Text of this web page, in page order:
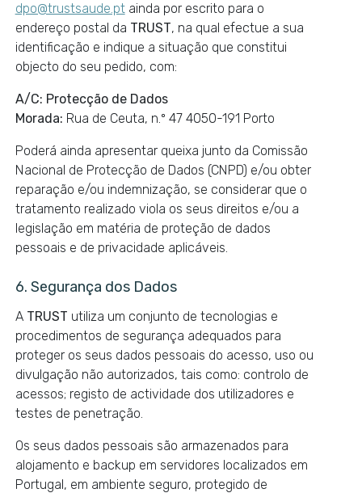
dpo@trustsaude.ptainda por escrito para o
endereço postal da TRUST, na qual efectue a sua
identificação e indique a situação que constitui
objecto do seu pedido, com:
A/C: Protecção de Dados
Morada: Rua de Ceuta, n.º 47 4050-191 Porto
Poderá ainda apresentar queixa junto da Comissão
Nacional de Protecção de Dados (CNPD) e/ou obter
reparação e/ou indemnização, se considerar que o
tratamento realizado viola os seus direitos e/ou a
legislação em matéria de proteção de dados
pessoais e de privacidade aplicáveis.
6. Segurança dos Dados
A TRUST utiliza um conjunto de tecnologias e
procedimentos de segurança adequados para
proteger os seus dados pessoais do acesso, uso ou
divulgação não autorizados, tais como: controlo de
acessos; registo de actividade dos utilizadores e
testes de penetração.
Os seus dados pessoais são armazenados para
alojamento e backup em servidores localizados em
Portugal, em ambiente seguro, protegido de